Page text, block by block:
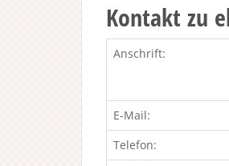
Kontakt zu
Anschrift:
E-Mail:
Telefon: